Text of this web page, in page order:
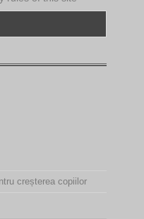
creșterea copiilor